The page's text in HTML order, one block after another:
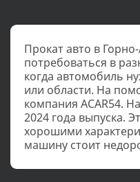
Прокат авто в
потребоваться в
когда автомобиль
или области. На
компания ACAR54.
2024 года выпуска.
хорошими
машину стоит